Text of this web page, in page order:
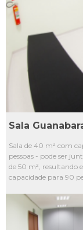
L4
L5
Sala
Sala de 40 m² com
pessoas - pode ser
de 50 m², resultando
capacidade para 90